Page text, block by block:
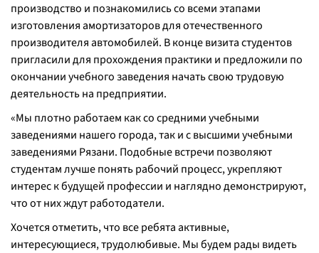
производство и познакомились со всеми этапами
изготовления амортизаторов для отечественного
производителя автомобилей. В конце визита студентов
пригласили для прохождения практики и предложили по
окончании учебного заведения начать свою трудовую
деятельность на предприятии.
«Мы плотно работаем как со средними учебными
заведениями нашего города, так и с высшими учебными
заведениями Рязани. Подобные встречи позволяют
студентам лучше понять рабочий процесс, укрепляют
интерес к будущей профессии и наглядно демонстрируют,
что от них ждут работодатели.
Хочется отметить, что все ребята активные,
интересующиеся, трудолюбивые. Мы будем рады видеть